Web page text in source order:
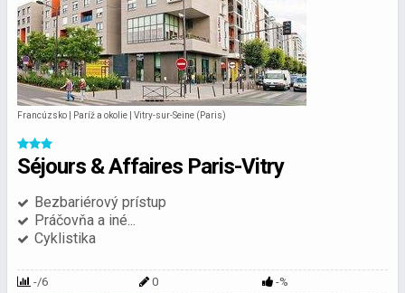
Francúzsko | Paríž a okolie | Vitry-sur-Seine (Paris)
Séjours & Affaires Paris-Vitry
Bezbariérový prístup
Práčovňa a iné...
Cyklistika
-/6 0
-%